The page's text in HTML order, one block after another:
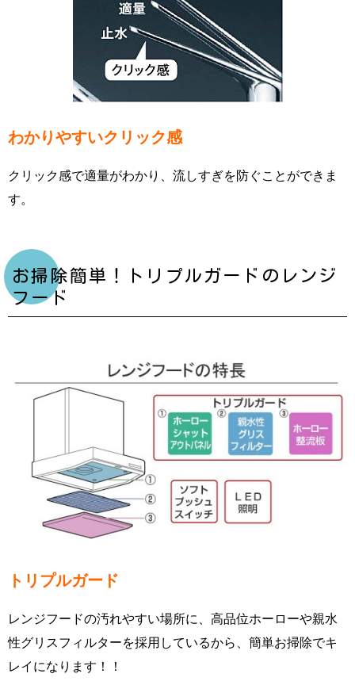
わかりやすいクリック感
クリック感で適量がわかり、流しすぎを防ぐことができま
す。
お掃除簡単！トリプルガードのレンジ
フード
トリプルガード
レンジフードの汚れやすい場所に、高品位ホーローや親水
性グリスフィルターを採用しているから、簡単お掃除でキ
レイになります！！